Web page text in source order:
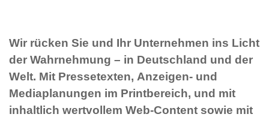
Wir rücken Sie und Ihr Unternehmen ins Licht
der Wahrnehmung – in Deutschland und der
Welt. Mit Pressetexten, Anzeigen- und
Mediaplanungen im Printbereich, und mit
inhaltlich wertvollem Web-Content sowie mit